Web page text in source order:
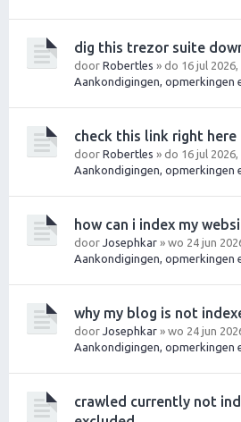
dig this trezor suite
door Robertles » do 16 jul 2026,
Aankondigingen, opmerkingen
check this link right
door Robertles » do 16 jul 2026,
Aankondigingen, opmerkingen
how can i index my
door Josephkar » wo 24 jun
Aankondigingen, opmerkingen
why my blog is not
door Josephkar » wo 24 jun
Aankondigingen, opmerkingen
crawled currently not